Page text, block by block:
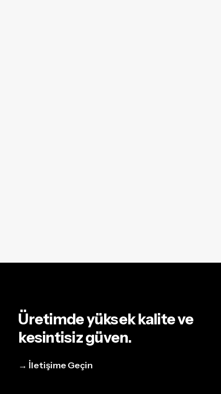
Üretimde yüksek kalite ve
kesintisiz güven.
→ İletişime Geçin